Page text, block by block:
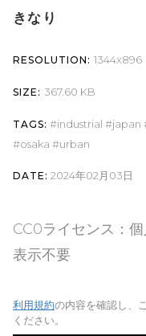
きなり
RESOLUTION: 1344x896
SIZE: 367.60 KB
TAGS: industrial japan
osaka
urban
DATE: 2024年02月03日
CC0ライセンス：
表示不要
利用規約の内容を確認し、
ください。